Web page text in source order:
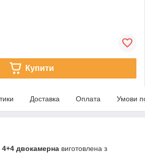
Купити
Доставка Оплата Умови
4+4 двокамерна виготовлена з